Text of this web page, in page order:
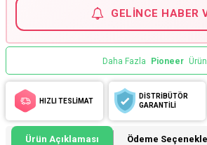
GELINCE HABER
Daha Fazla Pioneer
HIZLI TESLİMAT
DİSTRİBÜTÖR
GARANTİLİ
Ürün Açıklaması Ödeme